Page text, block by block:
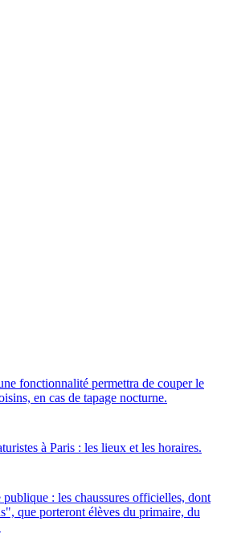
fonctionnalité permettra de couper le
en cas de tapage nocturne.
à Paris : les lieux et les horaires.
: les chaussures officielles, dont
que porteront élèves du primaire, du